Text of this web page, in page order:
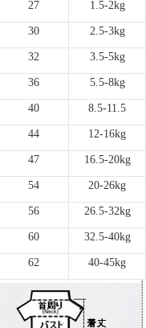
27 1.5-2kg
30 2.5-3kg
32 3.5-5kg
36 5.5-8kg
40 8.5-11.5
44 12-16kg
47 16.5-20kg
54 20-26kg
56 26.5-32kg
60 32.5-40kg
62 40-45kg